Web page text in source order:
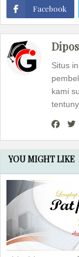
Facebook
Situs
kami
YOU MIGHT LIKE